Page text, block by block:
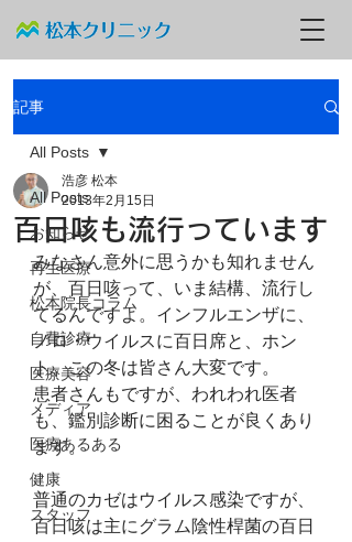
記事
All Posts
お知らせ
再生医療
松本院長コラム
自費診療
医療美容
メディア
医療あるある
健康
スタッフ
All Posts
百日咳も流行っています
浩彦 松本
2013年2月15日
みなさん意外に思うかも知れません
が、百日咳って、いま結構、流行し
てるんですよ。インフルエンザに、
ノロ・ウイルスに百日席と、ホン
ト、この冬は皆さん大変です。
患者さんもですが、われわれ医者
も、鑑別診断に困ることが良くあり
ます。
普通のカゼはウイルス感染ですが、
百日咳は主にグラム陰性桿菌の百日